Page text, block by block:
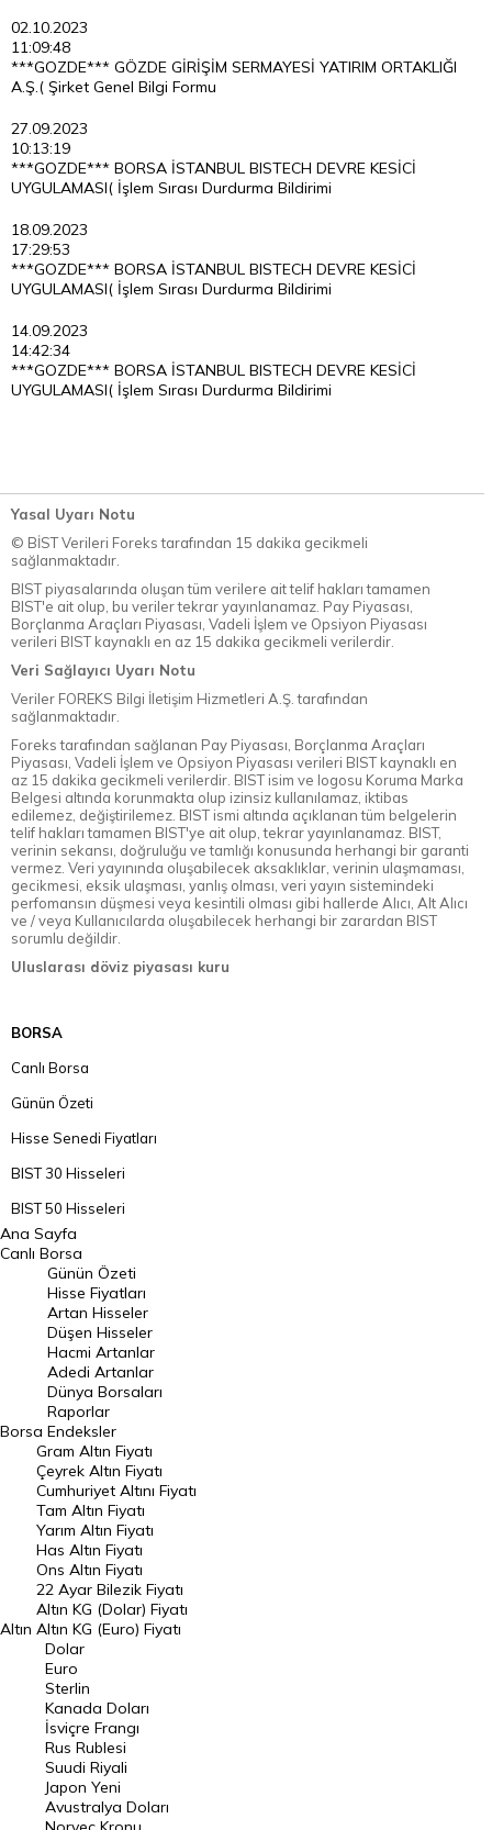
02.10.2023
11:09:48
***GOZDE*** GÖZDE GİRİŞİM SERMAYESİ YATIRIM ORTAKLIĞI
A.Ş.( Şirket Genel Bilgi Formu
27.09.2023
10:13:19
***GOZDE*** BORSA İSTANBUL BISTECH DEVRE KESİCİ
UYGULAMASI( İşlem Sırası Durdurma Bildirimi
18.09.2023
17:29:53
***GOZDE*** BORSA İSTANBUL BISTECH DEVRE KESİCİ
UYGULAMASI( İşlem Sırası Durdurma Bildirimi
14.09.2023
14:42:34
***GOZDE*** BORSA İSTANBUL BISTECH DEVRE KESİCİ
UYGULAMASI( İşlem Sırası Durdurma Bildirimi
Yasal Uyarı Notu
© BİST Verileri Foreks tarafından 15 dakika gecikmeli
sağlanmaktadır.
BIST piyasalarında oluşan tüm verilere ait telif hakları tamamen
BIST'e ait olup, bu veriler tekrar yayınlanamaz. Pay Piyasası,
Borçlanma Araçları Piyasası, Vadeli İşlem ve Opsiyon Piyasası
verileri BIST kaynaklı en az 15 dakika gecikmeli verilerdir.
Veri Sağlayıcı Uyarı Notu
Veriler FOREKS Bilgi İletişim Hizmetleri A.Ş. tarafından
sağlanmaktadır.
Foreks tarafından sağlanan Pay Piyasası, Borçlanma Araçları
Piyasası, Vadeli İşlem ve Opsiyon Piyasası verileri BIST kaynaklı en
az 15 dakika gecikmeli verilerdir. BIST isim ve logosu Koruma Marka
Belgesi altında korunmakta olup izinsiz kullanılamaz, iktibas
edilemez, değiştirilemez. BIST ismi altında açıklanan tüm belgelerin
telif hakları tamamen BIST'ye ait olup, tekrar yayınlanamaz. BIST,
verinin sekansı, doğruluğu ve tamlığı konusunda herhangi bir garanti
vermez. Veri yayınında oluşabilecek aksaklıklar, verinin ulaşmaması,
gecikmesi, eksik ulaşması, yanlış olması, veri yayın sistemindeki
perfomansın düşmesi veya kesintili olması gibi hallerde Alıcı, Alt Alıcı
ve / veya Kullanıcılarda oluşabilecek herhangi bir zarardan BIST
sorumlu değildir.
Uluslarası döviz piyasası kuru
BORSA
Canlı Borsa
Günün Özeti
Hisse Senedi Fiyatları
BIST 30 Hisseleri
BIST 50 Hisseleri
BIST 100 Hisseleri
En Çok Artan Hisseler
En Çok Düşen Hisseler
Hacmi Artanlar
Geçmiş Kapanışlar
Dünya Borsaları
Raporlar
Endeksler
DÖVİZ
Döviz Kuru
Dolar Kuru
Euro Kuru
Pound Kuru
Frank Kuru
Riyal Kuru
Avustralya Doları
Danimarka Kronu Kuru
Ana Sayfa
Canlı Borsa
Borsa
Günün Özeti
Hisse Fiyatları
Artan Hisseler
Düşen Hisseler
Hacmi Artanlar
Adedi Artanlar
Dünya Borsaları
Raporlar
Endeksler
Altın
Gram Altın Fiyatı
Çeyrek Altın Fiyatı
Cumhuriyet Altını Fiyatı
Tam Altın Fiyatı
Yarım Altın Fiyatı
Has Altın Fiyatı
Ons Altın Fiyatı
22 Ayar Bilezik Fiyatı
Altın KG (Dolar) Fiyatı
Altın KG (Euro) Fiyatı
Dolar
Euro
Sterlin
Kanada Doları
İsviçre Frangı
Rus Rublesi
Suudi Riyali
Japon Yeni
Avustralya Doları